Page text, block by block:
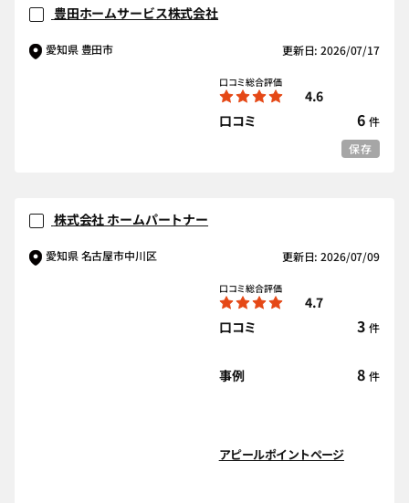
豊田ホームサービス株式会社
愛知県 豊田市 更新日: 2026/07/17
口コミ総合評価
4.6
口コミ
6 件
保存
株式会社 ホームパートナー
愛知県 名古屋市中川区 更新日: 2026/07/09
口コミ総合評価
4.7
口コミ
3 件
事例 8 件
アピールポイントページ